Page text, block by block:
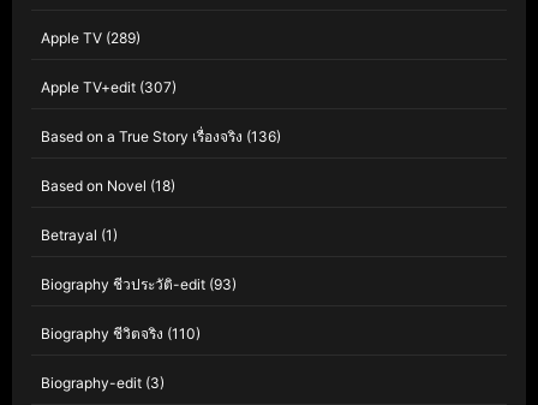
Apple TV (289)
Apple TV+edit (307)
Based on a True Story เรื่องจริง (136)
Based on Novel (18)
Betrayal (1)
Biography ชีวประวัติ-edit (93)
Biography ชีวิตจริง (110)
Biography-edit (3)